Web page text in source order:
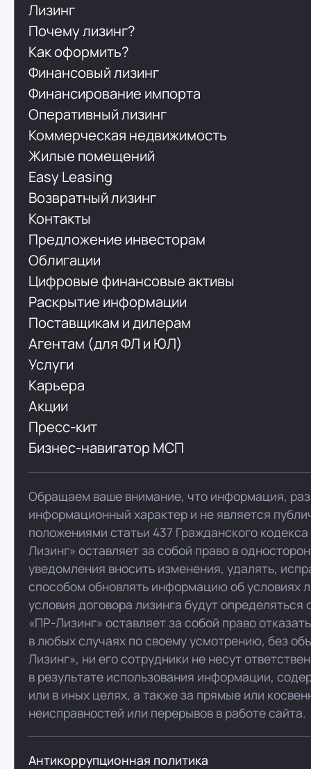
Лизинг
Почему лизинг?
Как оформить?
Финансовый лизинг
Финансирование импорта
Оперативный лизинг
Коммерческая недвижимость
Жилые помещений
Easy Leasing
Возвратный лизинг
Контакты
Предложение инвесторам
Облигации
Цифровые финансовые активы
Раскрытие информации
Поставщикам и дилерам
Агентам (для ФЛ и ЮЛ)
Услуги
Карьера
Акции
Пресс-кит
Бизнес-навигатор МСП
Обращаем ваше внимание, что информация,
информационный характер и не является
положениями статьи 437 Гражданского
Лизинг» оставляет за собой право в
уведомления вносить изменения, удалять,
способом обновлять информацию об условиях
условия договора лизинга будут
«ПР-Лизинг» оставляет за собой право
в любых случаях по своему усмотрению, без
Лизинг», ни его сотрудники не несут
в результате использования информации,
или в иных целях, а также за прямые или
неисправностей или перерывов в работе сайта.
Антикоррупционная политика